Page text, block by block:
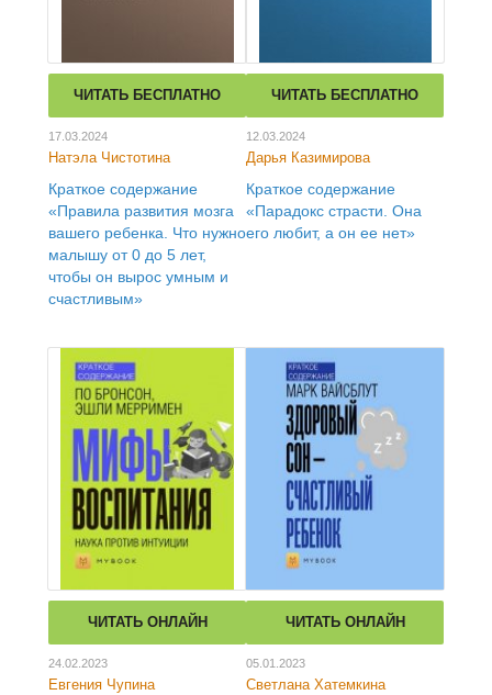
ЧИТАТЬ БЕСПЛАТНО
17.03.2024
Натэла Чистотина
Краткое содержание
«Правила развития мозга
вашего ребенка. Что нужно
малышу от 0 до 5 лет,
чтобы он вырос умным и
счастливым»
ЧИТАТЬ БЕСПЛАТНО
12.03.2024
Дарья Казимирова
Краткое содержание
«Парадокс страсти. Она
его любит, а он ее нет»
ЧИТАТЬ ОНЛАЙН
24.02.2023
Евгения Чупина
ЧИТАТЬ ОНЛАЙН
05.01.2023
Светлана Хатемкина